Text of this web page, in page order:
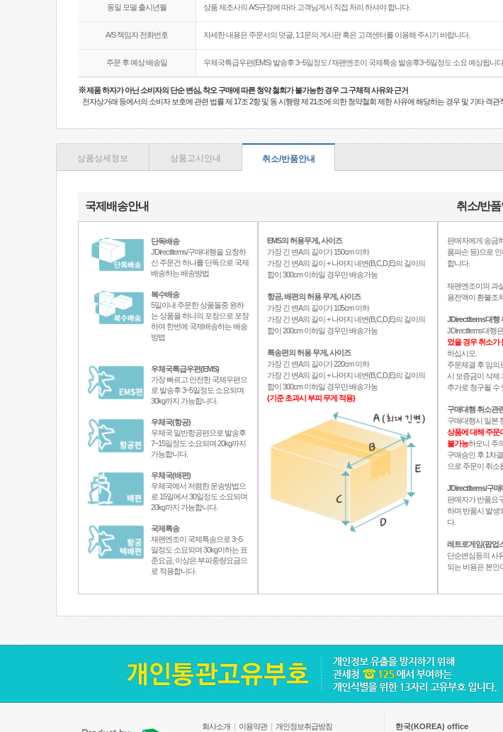
동일 모델 출시년월 상품 제조사의 A/S규정에 따라 고객님게서 직접 처리 하셔야 합니다.
A/S 책임자 전화번호 자세한 내용은 주문서의 덧글, 1:1문의 게시판 혹은 고객센터를 이용해 주시기 바랍니다.
주문 후 예상 배송일 우체국특급우편(EMS) 발송후 3~5일정도 / 재팬엔조이 국제특송 발송후3~5일정도 소요 예상됩니
※제품 하자가 아닌 소비자의 단순 변심, 착오 구매에 따른 청약 철회가 불가능한 경우 그 구체적 사유와 근거
전자상거래 등에서의 소비자 보호에 관련 법률 제 17조 2항 및 동 시행령 제 21조에 의한 청약철회 제한 사유에 해당하는 경우 및 기타 객
상품상세정보 상품고시안내 취소/반품안내
국제배송안내 취소/반품
단독배송
JDirectItems/구매대행을 요청하
신 주문건 하나를 단독으로 국제
배송하는 배송방법
복수배송
5일이내 주문한 상품들중 원하
는 상품을 하나의 포장으로 포장
하여 한번에 국제배송하는 배송
방법
우체국특급우편(EMS)
가장 빠르고 안전한 국제우편으
로 발송후 3~5일정도 소요되며
30kg까지 가능합니다.
우체국(항공)
우체국 일반항공편으로 발송후
7~15일정도 소요되며 20kg까지
가능합니다.
우체국(배편)
우체국에서 저렴한 운송방법으
로 15일에서 30일정도 소요되며
20kg까지 가능합니다.
국제특송
재팬엔조이 국제특송으로 3~5
일정도 소요되며 30kg이하는 표
준요금, 이상은 부피중량요금으
로 적용합니다.
EMS의 허용무게, 사이즈
가장 긴 변A의 길이가 150cm 이하
가장 긴 변A의 길이 + 나머지 네변(B,C,D,E)의 길이의
합이 300cm 이하일 경우만 배송가능
항공, 배편의 허용 무게, 사이즈
가장 긴 변A의 길이가 105cm 이하
가장 긴 변A의 길이 + 나머지 네변(B,C,D,E)의 길이의
합이 200cm 이하일 경우만 배송가능
특송편의 허용 무게, 사이즈
가장 긴 변A의 길이가 220cm 이하
가장 긴 변A의 길이 + 나머지 네변(B,C,D,E)의 길이의
합이 300cm 이하일 경우만 배송가능
(기준 초과시 부피 무게 적용)
판매자에게 송금
품파손 등)으로
합니다.
재팬엔조이의 과
용전액이 환불조
JDirectItems대행
JDirectItems대행은
었을 경우 취소가
하십시오.
주문체결 후 임의
시 보증금이 삭제
추가로 청구될 수
구매대행 취소관
구매대행시 일본
상품에 대해 주문
불가능하오니 주
구매승인 후 1차
으로 주문이 취소
JDirectItems/구
판매자가 반품요
하며 반품시 발생
다.
레트로게임(팝업
단순변심등의 사
되는 비용은 본인
회사소개 | 이용약관 | 개인정보취급방침 한국(KOREA) office